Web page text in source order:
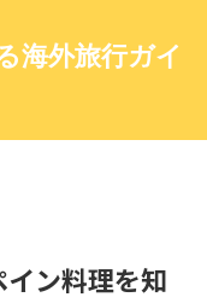
海外旅行ガイ
ン料理を知